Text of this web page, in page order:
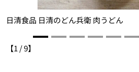
日清食品 日清のどん兵衛 肉うどん
【1 /9】